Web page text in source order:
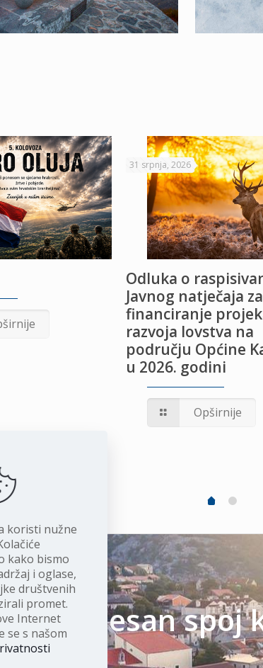
31 srpnja, 2026
Odluka o
Javnog natječaja za
financiranje
razvoja lovstva na
području Općine
u 2026. godini
Opširnije
Čudesan spoj
koristi nužne
kako bismo
i oglase,
društvenih
promet.
Internet
se s našom